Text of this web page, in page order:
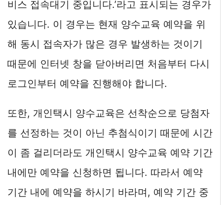
비스 접속대기 중입니다.’라고 표시되는 경우가
있습니다. 이 경우는 현재 양수교육 예약을 위
해 동시 접속자가 많은 경우 발생하는 것이기
때문에 인터넷 창을 닫아버리면 처음부터 다시
로그인부터 예약을 진행해야 합니다.
또한, 개인택시 양수교육은 선착순으로 당첨자
를 선정하는 것이 아닌 추첨식이기 때문에 시간
이 좀 걸리더라도 개인택시 양수교육 예약 기간
내에만 예약을 신청하면 됩니다. 따라서 예약
기간 내에 예약을 하시기 바라며, 예약 기간 중